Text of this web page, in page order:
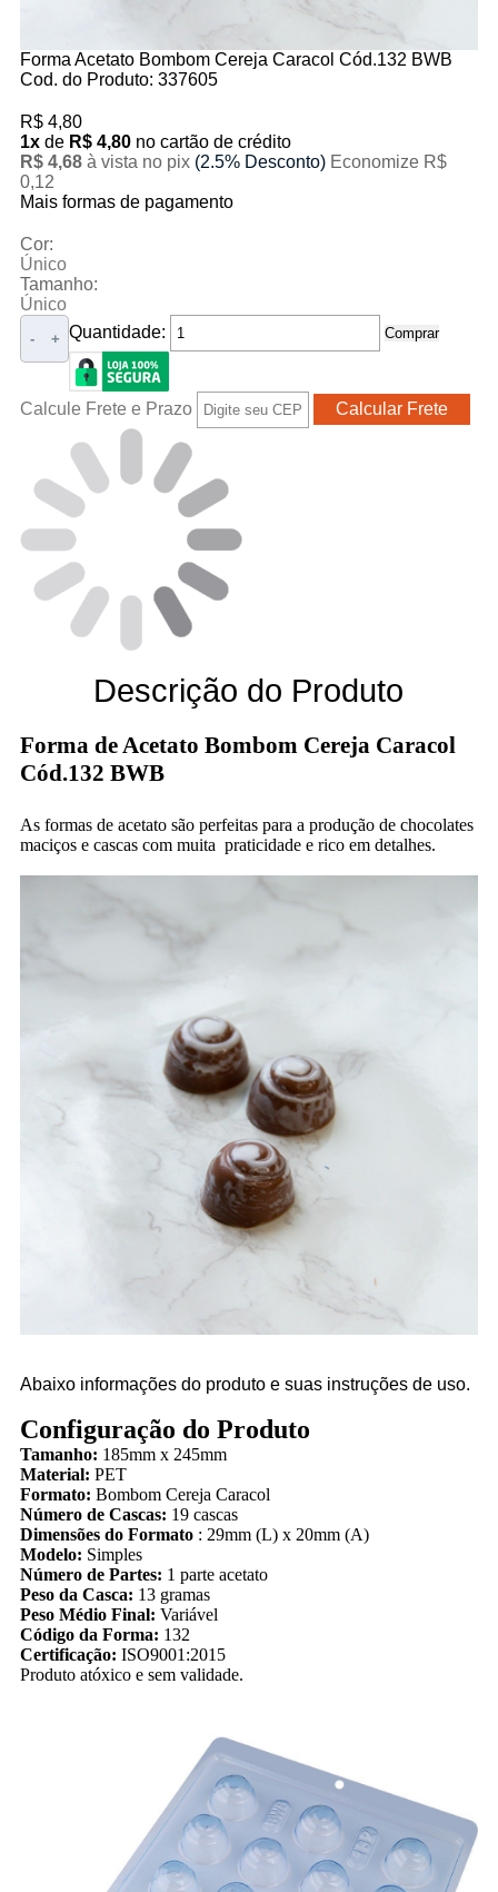
Forma Acetato Bombom Cereja Caracol Cód.132 BWB
Cod. do Produto: 337605
R$ 4,80
1xde R$ 4,80 no cartão de crédito
R$ 4,68 à vista no pix (2.5% Desconto) Economize R$
0,12
Mais formas de pagamento
Cor:
Único
Tamanho:
Único
Quantidade:
- + Comprar
Calcule Frete e Prazo
Descrição do Produto
Forma de Acetato Bombom Cereja Caracol
Cód.132 BWB
As formas de acetato são perfeitas para a produção de chocolates
maciços e cascas com muita praticidade e rico em detalhes.
Abaixo informações do produto e suas instruções de uso.
Configuração do Produto
Tamanho: 185mm x 245mm
Material: PET
Formato: Bombom Cereja Caracol
Número de Cascas: 19 cascas
Dimensões do Formato : 29mm (L) x 20mm (A)
Modelo: Simples
Número de Partes: 1 parte acetato
Peso da Casca: 13 gramas
Peso Médio Final: Variável
Código da Forma: 132
Certificação: ISO9001:2015
Produto atóxico e sem validade.